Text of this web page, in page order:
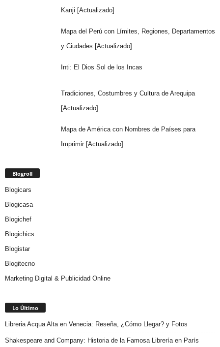
Kanji [Actualizado]
Mapa del Perú con Límites, Regiones, Departamentos
y Ciudades [Actualizado]
Inti: El Dios Sol de los Incas
Tradiciones, Costumbres y Cultura de Arequipa
[Actualizado]
Mapa de América con Nombres de Países para
Imprimir [Actualizado]
Blogroll
Blogicars
Blogicasa
Blogichef
Blogichics
Blogistar
Blogitecno
Marketing Digital & Publicidad Online
Lo Último
Libreria Acqua Alta en Venecia: Reseña, ¿Cómo Llegar? y Fotos
Shakespeare and Company: Historia de la Famosa Librería en París